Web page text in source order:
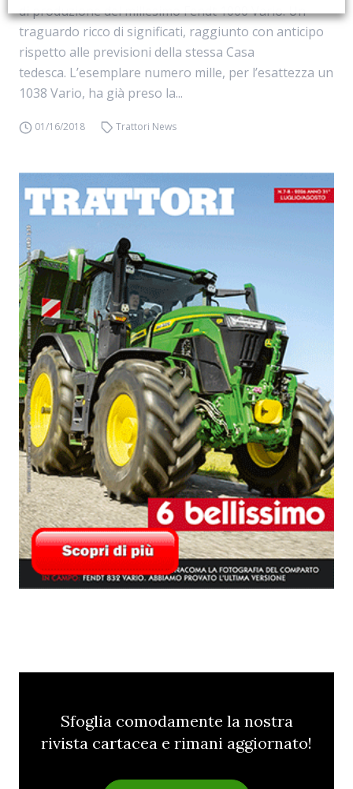
di produzione del millesimo Fendt 1000 Vario. Un
traguardo ricco di significati, raggiunto con anticipo
rispetto alle previsioni della stessa Casa
tedesca. L’esemplare numero mille, per l’esattezza un
1038 Vario, ha già preso la...
01/16/2018 Trattori News
Sfoglia comodamente la nostra
rivista cartacea e rimani aggiornato!